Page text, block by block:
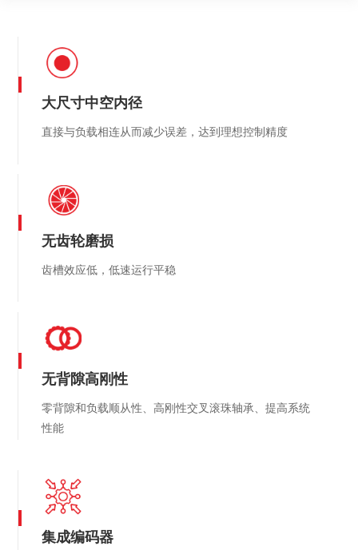
无框直驱电机
模块化直驱电机
力矩电机DDA
圆光栅编码器
直线型编码器
大尺寸中空内径
直接与负载相连从而减少误差，达到理想控制精度
无齿轮磨损
齿槽效应低，低速运行平稳
无背隙高刚性
零背隙和负载顺从性、高刚性交叉滚珠轴承、提高系统
性能
集成编码器